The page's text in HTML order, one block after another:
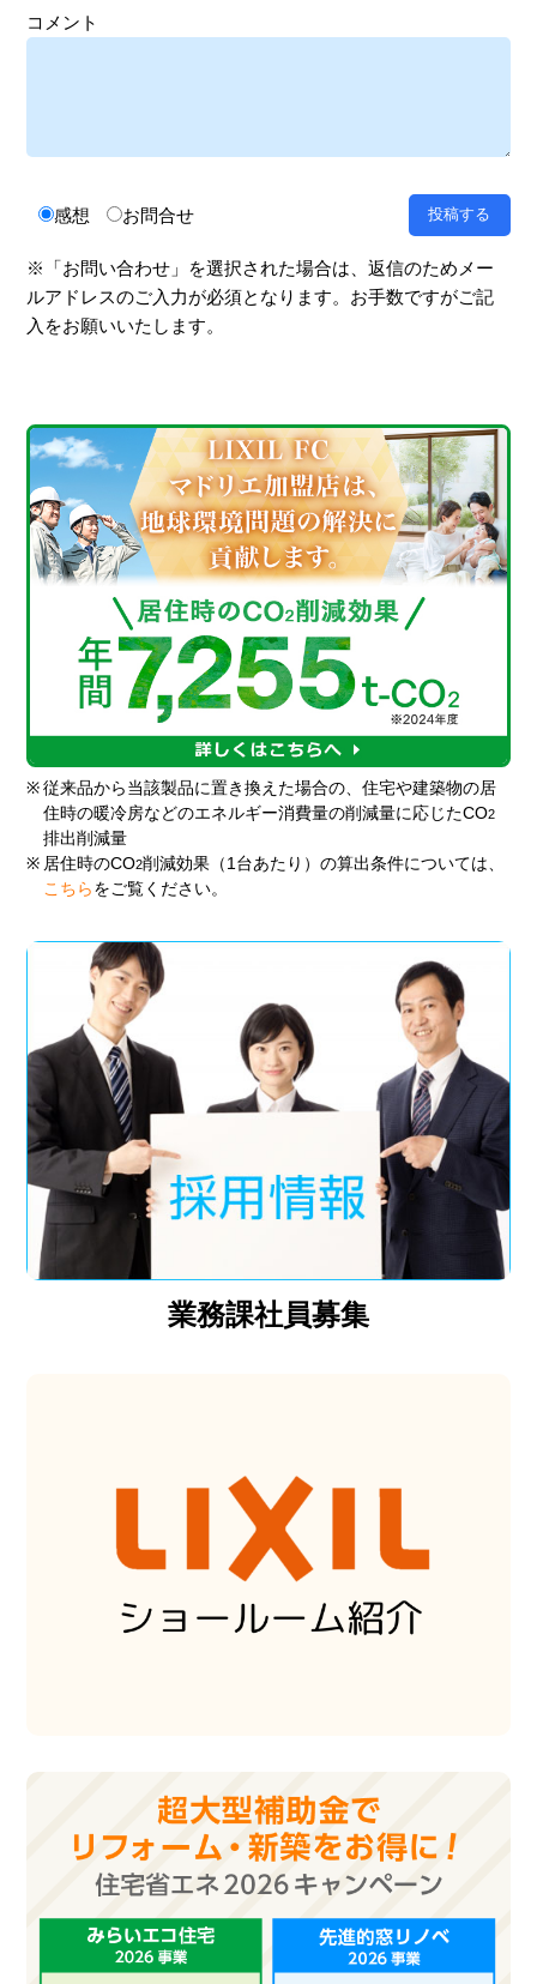
コメント
感想 お問合せ
※「お問い合わせ」を選択された場合は、返信のためメー
ルアドレスのご入力が必須となります。お手数ですがご記
入をお願いいたします。
※ 従来品から当該製品に置き換えた場合の、住宅や建築物の居
住時の暖冷房などのエネルギー消費量の削減量に応じたCO2
排出削減量
※ 居住時のCO2削減効果（1台あたり）の算出条件については、
こちら をご覧ください。
業務課社員募集